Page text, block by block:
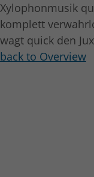
Xylophonmusik
komplett
wagt quick den
back to Overview